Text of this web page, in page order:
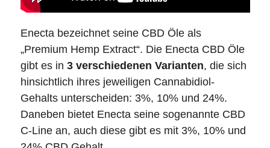
Enecta bezeichnet seine CBD Öle als
„Premium Hemp Extract“. Die Enecta CBD Öle
gibt es in 3 verschiedenen Varianten, die sich
hinsichtlich ihres jeweiligen Cannabidiol-
Gehalts unterscheiden: 3%, 10% und 24%.
Daneben bietet Enecta seine sogenannte CBD
C-Line an, auch diese gibt es mit 3%, 10% und